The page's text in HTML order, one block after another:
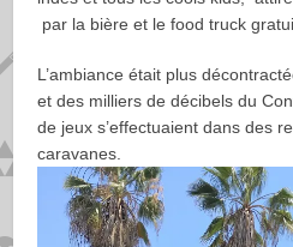
par la bière et le food truck
L’ambiance était plus
et des milliers de décibels du
de jeux s’effectuaient dans des
caravanes.